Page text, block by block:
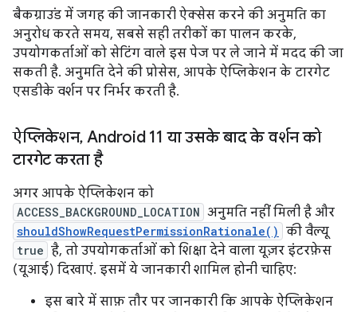
बैकग्राउंड में जगह की जानकारी ऐक्सेस करने की अनुमति का
अनुरोध करते समय, सबसे सही तरीकों का पालन करके,
उपयोगकर्ताओं को सेटिंग वाले इस पेज पर ले जाने में मदद की जा
सकती है. अनुमति देने की प्रोसेस, आपके ऐप्लिकेशन के टारगेट
एसडीके वर्शन पर निर्भर करती है.
ऐप्लिकेशन, Android 11 या उसके बाद के वर्शन को
टारगेट करता है
अगर आपके ऐप्लिकेशन को
ACCESS_BACKGROUND_LOCATION अनुमति नहीं मिली है और
shouldShowRequestPermissionRationale() की वैल्यू
true है, तो उपयोगकर्ताओं को शिक्षा देने वाला यूज़र इंटरफ़ेस
(यूआई) दिखाएं. इसमें ये जानकारी शामिल होनी चाहिए:
इस बारे में साफ़ तौर पर जानकारी कि आपके ऐप्लिकेशन